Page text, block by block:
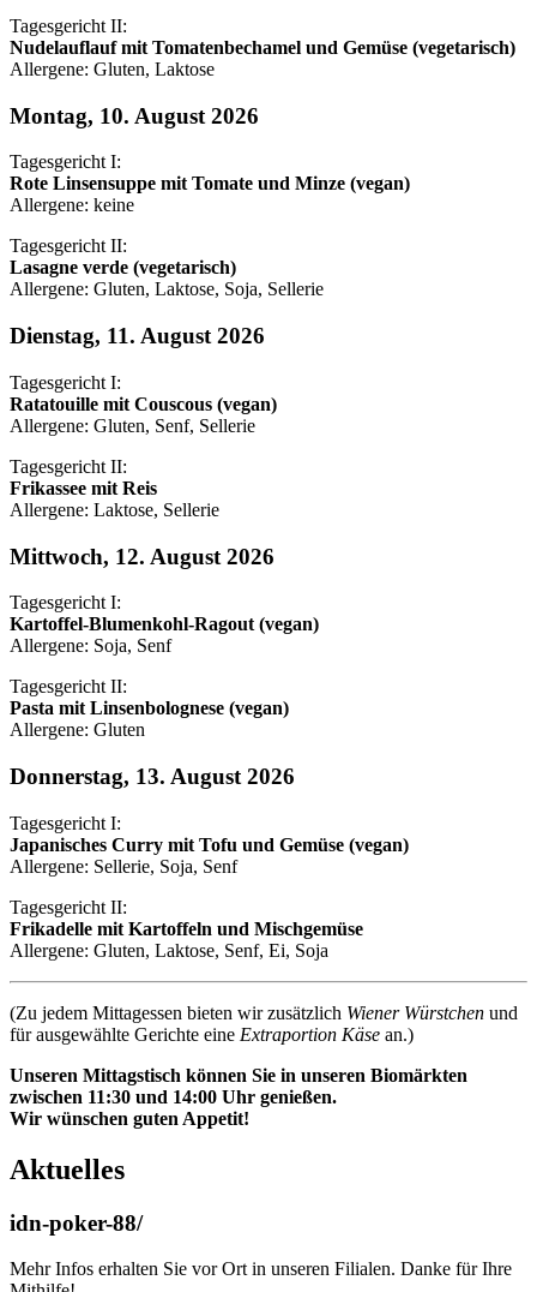
Tagesgericht II:
Nudelauflauf mit Tomatenbechamel und Gemüse (vegetarisch)
Allergene: Gluten, Laktose
Montag, 10. August 2026
Tagesgericht I:
Rote Linsensuppe mit Tomate und Minze (vegan)
Allergene: keine
Tagesgericht II:
Lasagne verde (vegetarisch)
Allergene: Gluten, Laktose, Soja, Sellerie
Dienstag, 11. August 2026
Tagesgericht I:
Ratatouille mit Couscous (vegan)
Allergene: Gluten, Senf, Sellerie
Tagesgericht II:
Frikassee mit Reis
Allergene: Laktose, Sellerie
Mittwoch, 12. August 2026
Tagesgericht I:
Kartoffel-Blumenkohl-Ragout (vegan)
Allergene: Soja, Senf
Tagesgericht II:
Pasta mit Linsenbolognese (vegan)
Allergene: Gluten
Donnerstag, 13. August 2026
Tagesgericht I:
Japanisches Curry mit Tofu und Gemüse (vegan)
Allergene: Sellerie, Soja, Senf
Tagesgericht II:
Frikadelle mit Kartoffeln und Mischgemüse
Allergene: Gluten, Laktose, Senf, Ei, Soja
(Zu jedem Mittagessen bieten wir zusätzlich Wiener Würstchen und
für ausgewählte Gerichte eine Extraportion Käse an.)
Unseren Mittagstisch können Sie in unseren Biomärkten
zwischen 11:30 und 14:00 Uhr genießen.
Wir wünschen guten Appetit!
Aktuelles
idn-poker-88/
Mehr Infos erhalten Sie vor Ort in unseren Filialen. Danke für Ihre